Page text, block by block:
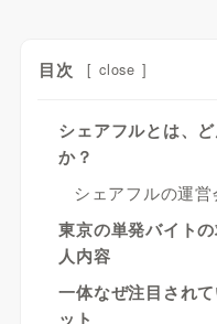
目次 [ close ]
シェアフルとは、
か？
シェアフルの運
東京の単発バイト
人内容
一体なぜ注目され
ット